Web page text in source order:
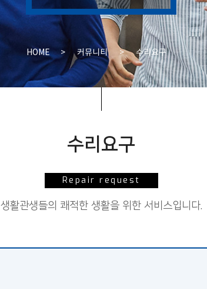
HOME> 커뮤니티 > 수리요구
수리요구
Repair request
생활관생들의 쾌적한 생활을 위한 서비스입니다.